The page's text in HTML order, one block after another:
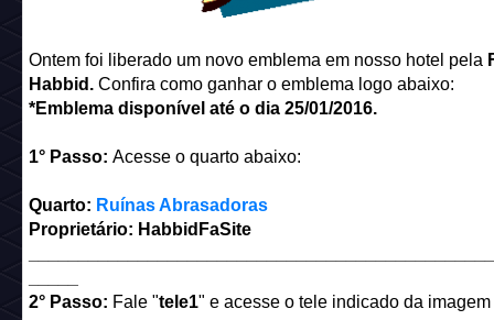
Ontem foi liberado um novo emblema em nosso hotel pela
Habbid.Confira como ganhar o emblema logo abaixo:
*Emblema disponível até o dia 25/01/2016.
1° Passo: Acesse o quarto abaixo:
Quarto: Ruínas Abrasadoras
Proprietário: HabbidFaSite
2° Passo: Fale "tele1" e acesse o tele indicado da